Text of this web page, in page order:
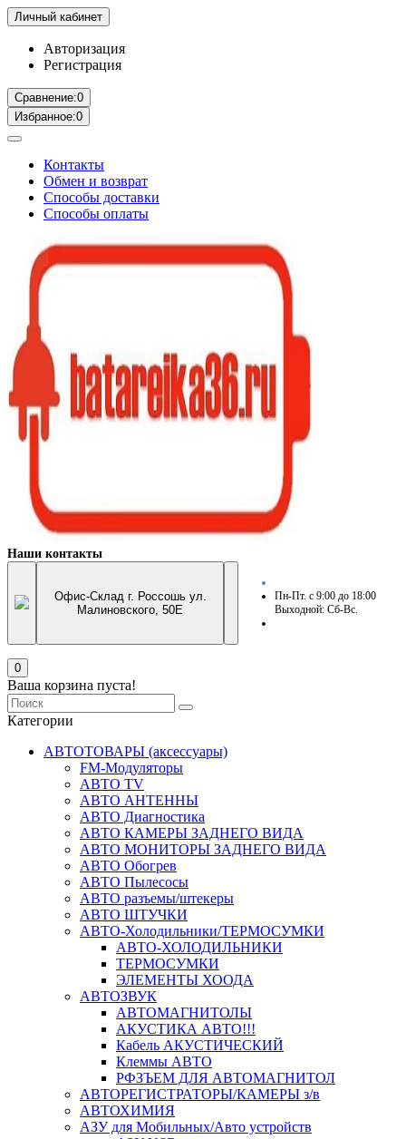
Личный кабинет
Авторизация
Регистрация
Сравнение:0
Избранное:0
Контакты
Обмен и возврат
Способы доставки
Способы оплаты
Наши контакты
Офис-Склад г. Россошь ул.
Малиновского, 50Е
Пн-Пт. с 9:00 до 18:00
Выходной: Сб-Вс.
0
Ваша корзина пуста!
Категории
АВТОТОВАРЫ (аксессуары)
FM-Модуляторы
АВТО TV
АВТО АНТЕННЫ
АВТО Диагностика
АВТО КАМЕРЫ ЗАДНЕГО ВИДА
АВТО МОНИТОРЫ ЗАДНЕГО ВИДА
АВТО Обогрев
АВТО Пылесосы
АВТО разъемы/штекеры
АВТО ШТУЧКИ
АВТО-Холодильники/ТЕРМОСУМКИ
АВТО-ХОЛОДИЛЬНИКИ
ТЕРМОСУМКИ
ЭЛЕМЕНТЫ ХООДА
АВТОЗВУК
АВТОМАГНИТОЛЫ
АКУСТИКА АВТО!!!
Кабель АКУСТИЧЕСКИЙ
Клеммы АВТО
РФЗЪЕМ ДЛЯ АВТОМАГНИТОЛ
АВТОРЕГИСТРАТОРЫ/КАМЕРЫ з/в
АВТОХИМИЯ
АЗУ для Мобильных/Авто устройств